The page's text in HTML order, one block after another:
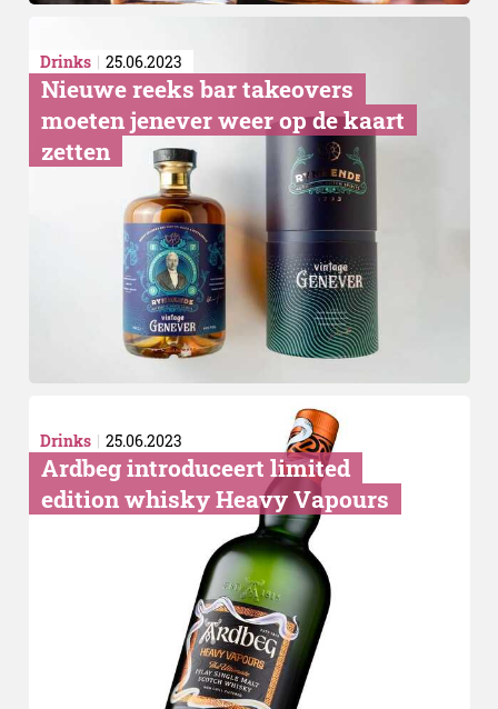
Drinks 25.06.2023
Nieuwe reeks bar takeovers
moeten jenever weer op de kaart
zetten
Drinks 25.06.2023
Ardbeg introduceert limited
edition whisky Heavy Vapours